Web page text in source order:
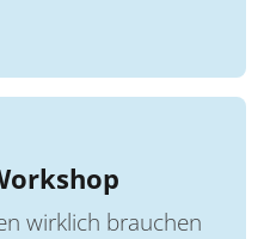
wirklich brauchen